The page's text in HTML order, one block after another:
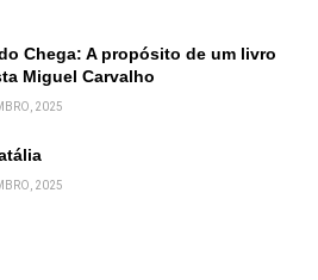
Chega: A propósito de um livro
Miguel Carvalho
2025
2025